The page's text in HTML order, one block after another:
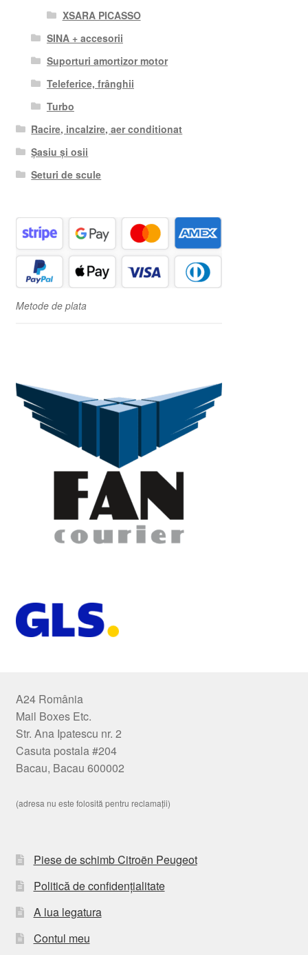
XSARA PICASSO
SINA + accesorii
Suporturi amortizor motor
Teleferice, frânghii
Turbo
Racire, incalzire, aer conditionat
Șasiu și osii
Seturi de scule
Metode de plata
A24 România
Mail Boxes Etc.
Str. Ana Ipatescu nr. 2
Casuta postala #204
Bacau, Bacau 600002
(adresa nu este folosită pentru reclamații)
Piese de schimb Citroën Peugeot
Politică de confidențialitate
A lua legatura
Contul meu